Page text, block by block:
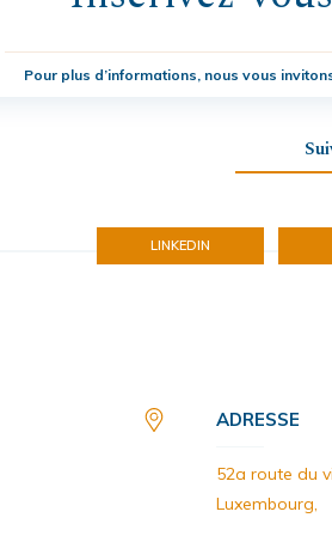
Pour plus d’informations, nous vous
LINKEDIN
ADRESSE
52a route du
Luxembourg,